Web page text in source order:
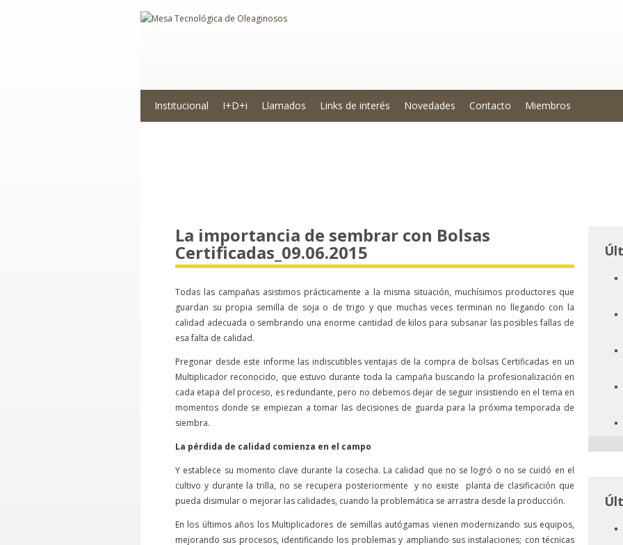
Institucional I+D+i Llamados Links de interés Novedades Contacto Miembros
La importancia de sembrar con Bolsas
Certificadas_09.06.2015
Todas las campañas asistimos prácticamente a la misma situación, muchísimos productores que
guardan su propia semilla de soja o de trigo y que muchas veces terminan no llegando con la
calidad adecuada o sembrando una enorme cantidad de kilos para subsanar las posibles fallas de
esa falta de calidad.
Pregonar desde este informe las indiscutibles ventajas de la compra de bolsas Certificadas en un
Multiplicador reconocido, que estuvo durante toda la campaña buscando la profesionalización en
cada etapa del proceso, es redundante, pero no debemos dejar de seguir insistiendo en el tema en
momentos donde se empiezan a tomar las decisiones de guarda para la próxima temporada de
siembra.
La pérdida de calidad comienza en el campo
Y establece su momento clave durante la cosecha. La calidad que no se logró o no se cuidó en el
cultivo y durante la trilla, no se recupera posteriormente y no existe planta de clasificación que
pueda disimular o mejorar las calidades, cuando la problemática se arrastra desde la producción.
En los últimos años los Multiplicadores de semillas autógamas vienen modernizando sus equipos,
mejorando sus procesos, identificando los problemas y ampliando sus instalaciones; con técnicas